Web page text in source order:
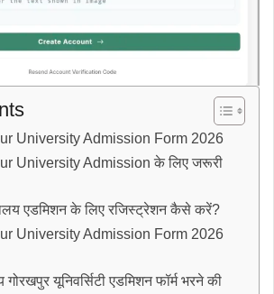
University Admission Form 2026
University Admission के लिए जरूरी
एडमिशन के लिए रजिस्ट्रेशन कैसे करें?
University Admission Form 2026
गोरखपुर यूनिवर्सिटी एडमिशन फॉर्म भरने की